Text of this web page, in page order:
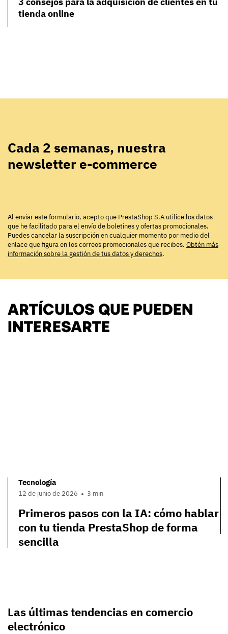
tienda online
Cada 2 semanas, nuestra
newsletter e-commerce
Al enviar este formulario, acepto que PrestaShop S.A utilice los datos
que he facilitado para el envío de boletines y ofertas promocionales.
Puedes cancelar la suscripción en cualquier momento por medio del
enlace que figura en los correos promocionales que recibes. Obtén más
información sobre la gestión de tus datos y derechos.
ARTÍCULOS QUE PUEDEN
INTERESARTE
Tecnología
12 de junio de 2026 3 min
Primeros pasos con la IA: cómo hablar
con tu tienda PrestaShop de forma
sencilla
Las últimas tendencias en comercio
electrónico